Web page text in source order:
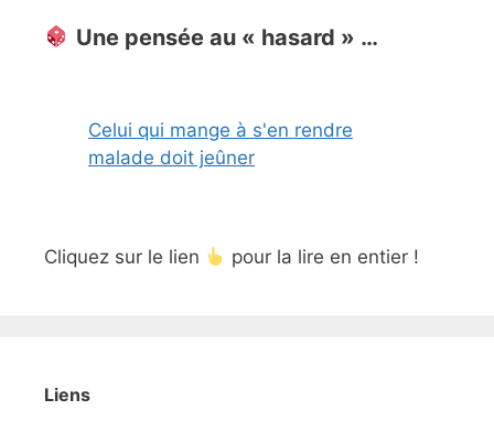
Une pensée au « hasard » …
Celui qui mange à s'en rendre
malade doit jeûner
Cliquez sur le lien pour la lire en entier !
Liens